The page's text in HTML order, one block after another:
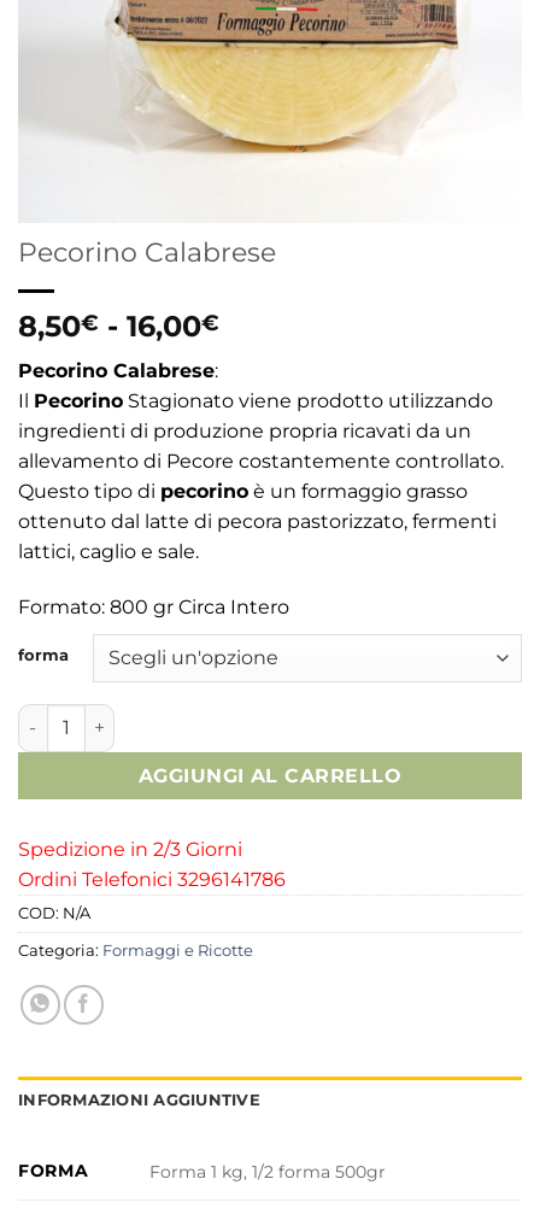
Pecorino Calabrese
8,50€ - 16,00€
da
8,50€
a
16,00€
Pecorino Calabrese:
Il Pecorino Stagionato viene prodotto utilizzando
ingredienti di produzione propria ricavati da un
allevamento di Pecore costantemente controllato.
Questo tipo di pecorino è un formaggio grasso
ottenuto dal latte di pecora pastorizzato, fermenti
lattici, caglio e sale.
Formato: 800 gr Circa Intero
forma
Pecorino Calabrese quantità
AGGIUNGI AL CARRELLO
Spedizione in 2/3 Giorni
Ordini Telefonici 3296141786
COD: N/A
Categoria: Formaggi e Ricotte
INFORMAZIONI AGGIUNTIVE
FORMA Forma 1 kg, 1/2 forma 500gr